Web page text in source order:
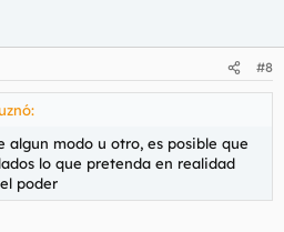
#8
algun modo u otro, es posible que
lo que pretenda en realidad
poder